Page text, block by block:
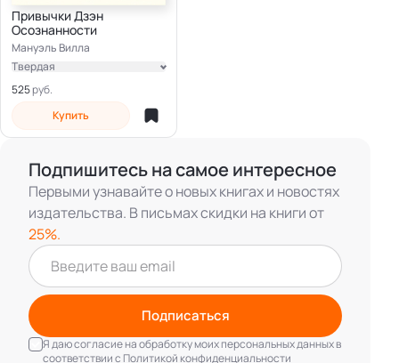
Привычки Дзэн
Осознанности
Мануэль Вилла
525
Твердая
Электронная
Купить
Подпишитесь на самое интересное
Первыми узнавайте о новых книгах и новостях
издательства. В письмах скидки на книги от
25%.
Подписаться
Я даю согласие на обработку моих персональных данных в
соответствии с Политикой конфиденциальности